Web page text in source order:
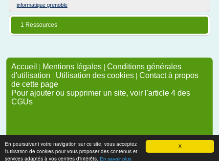
X
En poursuivant votre navigation sur ce site, vous acceptez
l'utilisation de cookies pour vous proposer des contenus et
services adaptés à vos centres d'intérêts. En savoir plus
informatique grenoble
1 Ressources
Accueil | Mentions légales | Conditions générales
d'utilisation | Utilisation des cookies | Contact à propos
de cette page
Pour ajouter ou supprimer un site, voir l'article 4 des
CGUs